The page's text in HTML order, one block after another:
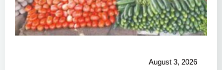
August 3, 2026